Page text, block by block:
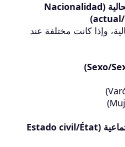
الخانة رقم 7: الجنسية الحالية (Nacionalidad
وإذا كانت مختلفة عند
الخانة رقم 9: الحالة الاجتماعية (Estado civil/État